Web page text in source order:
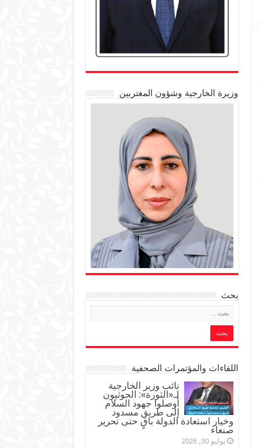
وزيرة الخارجية وشؤون المغتربين
بحث
اللقاءات والمؤتمرات الصحفية
‏نائب وزير الخارجية
لـ«الثورة»: الحوثيون
أوصلوا جهود السلام
إلى طريق مسدود
وخيار استعادة الدولة باقٍ حتى تحرير
صنعاء
يوليو 30, 2026